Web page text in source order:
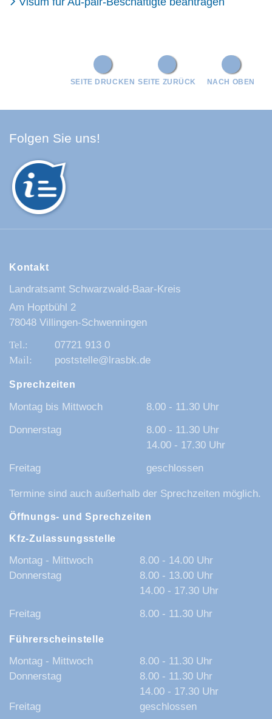
NACH OBEN
SEITE ZURÜCK
SEITE DRUCKEN
Folgen Sie uns!
Kontakt
Landratsamt Schwarzwald-Baar-Kreis
Am Hoptbühl 2
78048 Villingen-Schwenningen
07721 913 0
poststelle@lrasbk.de
Sprechzeiten
Montag bis Mittwoch
8.00 - 11.30 Uhr
Donnerstag
8.00 - 11.30 Uhr
14.00 - 17.30 Uhr
Freitag
geschlossen
Termine sind auch außerhalb der Sprechzeiten möglich.
Öffnungs- und Sprechzeiten
Kfz-Zulassungsstelle
Montag - Mittwoch
8.00 - 14.00 Uhr
Donnerstag
8.00 - 13.00 Uhr
14.00 - 17.30 Uhr
Freitag
8.00 - 11.30 Uhr
Führerscheinstelle
Montag - Mittwoch
8.00 - 11.30 Uhr
Donnerstag
8.00 - 11.30 Uhr
14.00 - 17.30 Uhr
Freitag
geschlossen